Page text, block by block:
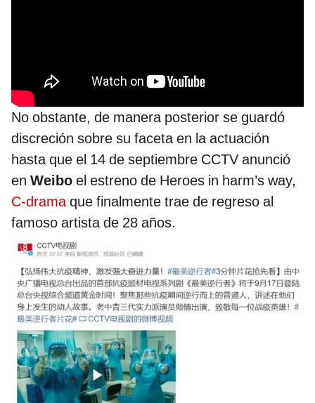
No obstante, de manera posterior se guardó
discreción sobre su faceta en la actuación
hasta que el 14 de septiembre CCTV anunció
en Weibo el estreno de Heroes in harm’s way,
C-drama que finalmente trae de regreso al
famoso artista de 28 años.